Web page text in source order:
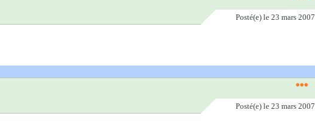
Posté(e) le 23 mars 2007
Posté(e) le 23 mars 2007